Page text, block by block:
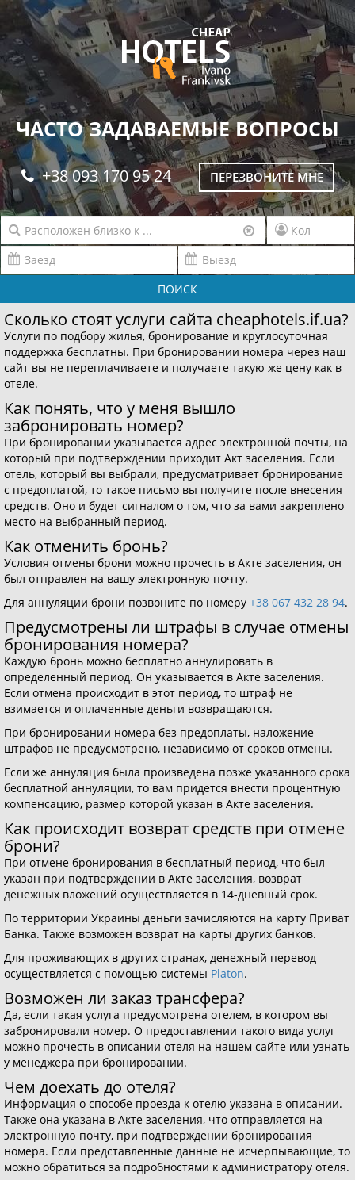
ЧАСТО ЗАДАВАЕМЫЕ ВОПРОСЫ
+38 093 170 95 24 ПЕРЕЗВОНИТЕ МНЕ
ПОИСК
Сколько стоят услуги сайта cheaphotels.if.ua?
Услуги по подбору жилья, бронирование и круглосуточная
поддержка бесплатны. При бронировании номера через наш
сайт вы не переплачиваете и получаете такую же цену как в
отеле.
Как понять, что у меня вышло
забронировать номер?
При бронировании указывается адрес электронной почты, на
который при подтверждении приходит Акт заселения. Если
отель, который вы выбрали, предусматривает бронирование
с предоплатой, то такое письмо вы получите после внесения
средств. Оно и будет сигналом о том, что за вами закреплено
место на выбранный период.
Как отменить бронь?
Условия отмены брони можно прочесть в Акте заселения, он
был отправлен на вашу электронную почту.
Для аннуляции брони позвоните по номеру +38 067 432 28 94.
Предусмотрены ли штрафы в случае отмены
бронирования номера?
Каждую бронь можно бесплатно аннулировать в
определенный период. Он указывается в Акте заселения.
Если отмена происходит в этот период, то штраф не
взимается и оплаченные деньги возвращаются.
При бронировании номера без предоплаты, наложение
штрафов не предусмотрено, независимо от сроков отмены.
Если же аннуляция была произведена позже указанного срока
бесплатной аннуляции, то вам придется внести процентную
компенсацию, размер которой указан в Акте заселения.
Как происходит возврат средств при отмене
брони?
При отмене бронирования в бесплатный период, что был
указан при подтверждении в Акте заселения, возврат
денежных вложений осуществляется в 14-дневный срок.
По территории Украины деньги зачисляются на карту Приват
Банка. Также возможен возврат на карты других банков.
Для проживающих в других странах, денежный перевод
осуществляется с помощью системы Platon.
Возможен ли заказ трансфера?
Да, если такая услуга предусмотрена отелем, в котором вы
забронировали номер. О предоставлении такого вида услуг
можно прочесть в описании отеля на нашем сайте или узнать
у менеджера при бронировании.
Чем доехать до отеля?
Информация о способе проезда к отелю указана в описании.
Также она указана в Акте заселения, что отправляется на
электронную почту, при подтверждении бронирования
номера. Если представленные данные не исчерпывающие, то
можно обратиться за подробностями к администратору отеля.